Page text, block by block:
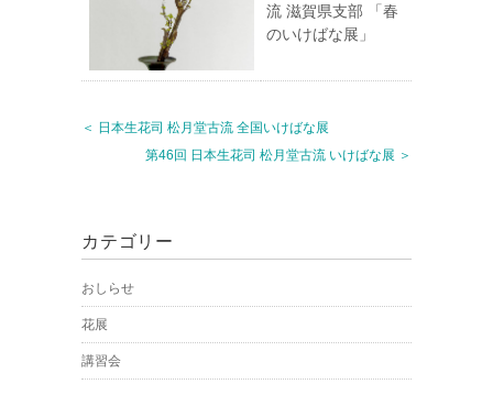
流 滋賀県支部 「春
のいけばな展」
＜ 日本生花司 松月堂古流 全国いけばな展
第46回 日本生花司 松月堂古流 いけばな展 ＞
カテゴリー
おしらせ
花展
講習会